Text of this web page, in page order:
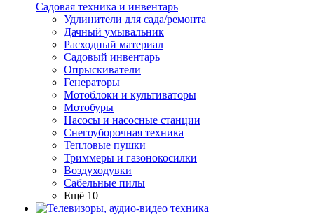
Садовая техника и инвентарь
Удлинители для сада/ремонта
Дачный умывальник
Расходный материал
Садовый инвентарь
Опрыскиватели
Генераторы
Мотоблоки и культиваторы
Мотобуры
Насосы и насосные станции
Снегоуборочная техника
Тепловые пушки
Триммеры и газонокосилки
Воздуходувки
Сабельные пилы
Ещё 10